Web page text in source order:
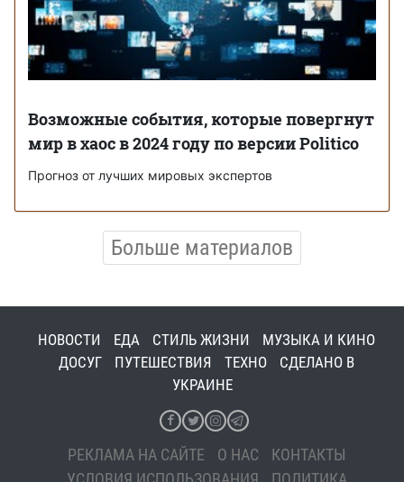
Возможные события, которые повергнут
мир в хаос в 2024 году по версии Politico
Прогноз от лучших мировых экспертов
Больше материалов
НОВОСТИ ЕДА СТИЛЬ ЖИЗНИ
МУЗЫКА И КИНО
ДОСУГ
ПУТЕШЕСТВИЯ ТЕХНО
СДЕЛАНО В
УКРАИНЕ
РЕКЛАМА НА САЙТЕ О НАС
КОНТАКТЫ